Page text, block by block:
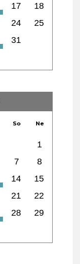
17
18
24
25
31
So Ne
1
7
8
14
15
21
22
28
29